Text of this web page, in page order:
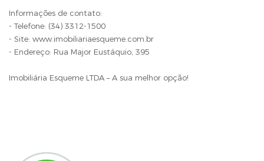
Informações de contato:
- Telefone: (34) 3312-1500
- Site: www.imobiliariaesqueme.com.br
- Endereço: Rua Major Eustáquio, 395
Imobiliária Esqueme LTDA – A sua melhor opção!